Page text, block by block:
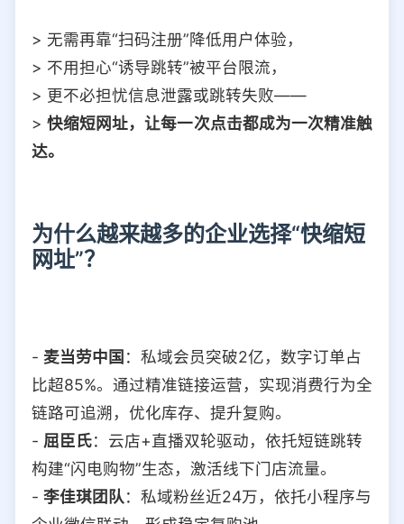
> 无需再靠“扫码注册”降低用户体验，
> 不用担心“诱导跳转”被平台限流，
> 更不必担忧信息泄露或跳转失败——
>快缩短网址，让每一次点击都成为一次精准触
达。
为什么越来越多的企业选择“快缩短
网址”？
- 麦当劳中国 ：私域会员突破2亿，数字订单占
比超85%。通过精准链接运营，实现消费行为全
链路可追溯，优化库存、提升复购。
- 屈臣氏：云店+直播双轮驱动，依托短链跳转
构建“闪电购物”生态，激活线下门店流量。
- 李佳琪团队：私域粉丝近24万，依托小程序与